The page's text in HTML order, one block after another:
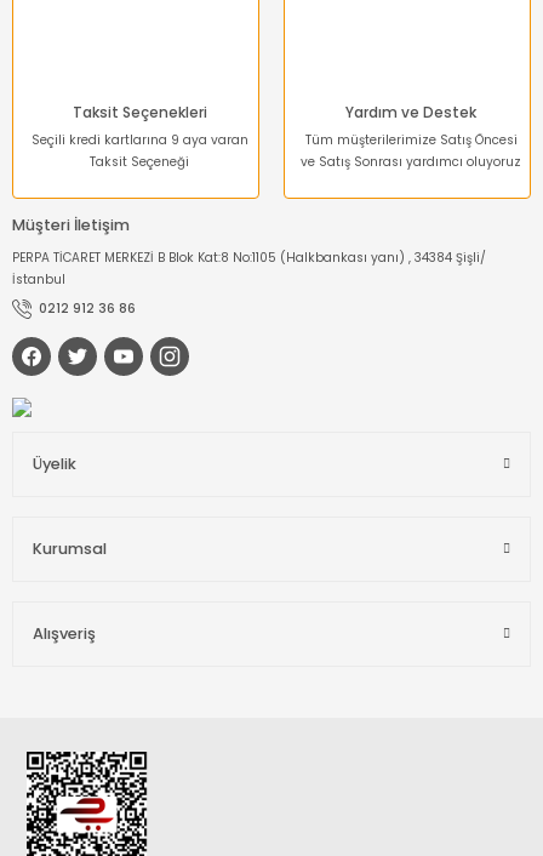
Taksit Seçenekleri
Seçili kredi kartlarına 9 aya varan
Taksit Seçeneği
Yardım ve Destek
Tüm müşterilerimize Satış Öncesi
ve Satış Sonrası yardımcı oluyoruz
Müşteri İletişim
PERPA TİCARET MERKEZİ B Blok Kat:8 No:1105 (Halkbankası yanı) , 34384 Şişli/
İstanbul
0212 912 36 86
Üyelik
Kurumsal
Alışveriş